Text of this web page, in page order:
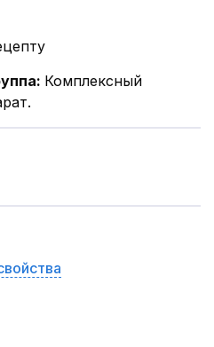
: Комплексный